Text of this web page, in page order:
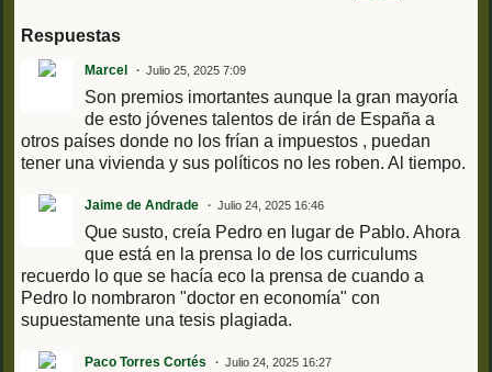
Respuestas
Marcel Julio 25, 2025 7:09
Son premios imortantes aunque la gran mayoría
de esto jóvenes talentos de irán de España a
otros países donde no los frían a impuestos , puedan
tener una vivienda y sus políticos no les roben. Al tiempo.
Jaime de Andrade Julio 24, 2025 16:46
Que susto, creía Pedro en lugar de Pablo. Ahora
que está en la prensa lo de los curriculums
recuerdo lo que se hacía eco la prensa de cuando a
Pedro lo nombraron "doctor en economía" con
supuestamente una tesis plagiada.
Paco Torres Cortés Julio 24, 2025 16:27